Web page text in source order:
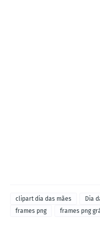
clipart dia das mães Dia
frames png
frames png